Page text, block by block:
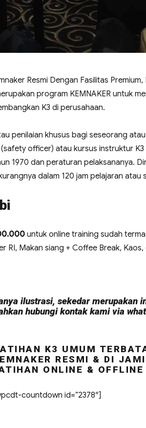
Resmi Dengan Fasilitas
program KEMNAKER untuk
K3 di perusahaan.
penilaian khusus bagi seseorang
officer) atau kursus instruktur
1970 dan peraturan pelaksananya.
dalam 120 jam pelajaran atau
untuk online training sudah
RI, Makan siang + Coffee Break,
ilustrasi, sekedar merupakan
hubungi kontak kami via
K3 UMUM
RESMI & DI
ONLINE & OFFLINE
countdown id=”2378″]